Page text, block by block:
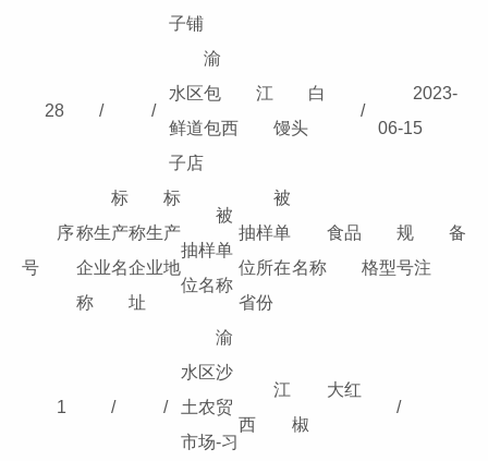
子铺
28 / /
渝
水区包
鲜道包
子店
江
西
白
馒头
/
2023-
06-15
序
号
标
称生产
企业名
称
标
称生产
企业地
址
被
抽样单
位名称
被
抽样单
位所在
省份
食品
名称
规
格型号
备
注
1 / /
渝
水区沙
土农贸
市场-习
江
西
大红
椒
/